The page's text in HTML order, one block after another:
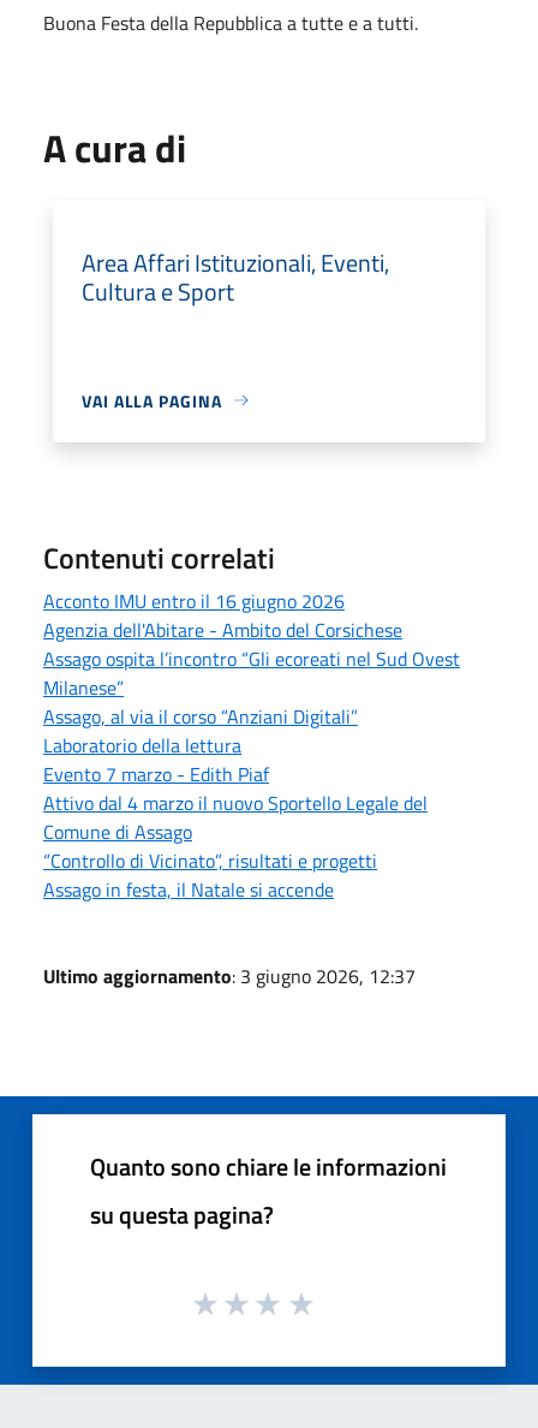
Buona Festa della Repubblica a tutte e a tutti.
A cura di
Area Affari Istituzionali, Eventi,
Cultura e Sport
VAI ALLA PAGINA
Contenuti correlati
Acconto IMU entro il 16 giugno 2026
Agenzia dell'Abitare - Ambito del Corsichese
Assago ospita l’incontro “Gli ecoreati nel Sud Ovest
Milanese”
Assago, al via il corso “Anziani Digitali”
Laboratorio della lettura
Evento 7 marzo - Edith Piaf
Attivo dal 4 marzo il nuovo Sportello Legale del
Comune di Assago
“Controllo di Vicinato”, risultati e progetti
Assago in festa, il Natale si accende
Ultimo aggiornamento: 3 giugno 2026, 12:37
Quanto sono chiare le informazioni
su questa pagina?